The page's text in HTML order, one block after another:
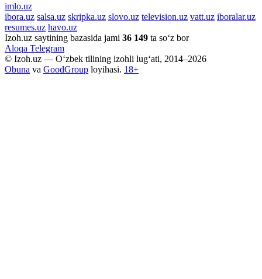
imlo.uz
ibora.uz salsa.uz skripka.uz slovo.uz television.uz vatt.uz iboralar.uz
resumes.uz havo.uz
Izoh.uz saytining bazasida jami 36 149 ta so‘z bor
Aloqa Telegram
© Izoh.uz — O‘zbek tilining izohli lug‘ati, 2014–2026
Obuna va GoodGroup loyihasi. 18+